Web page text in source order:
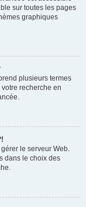
sur toutes les pages
graphiques
plusieurs termes
recherche en
le serveur Web.
dans le choix des